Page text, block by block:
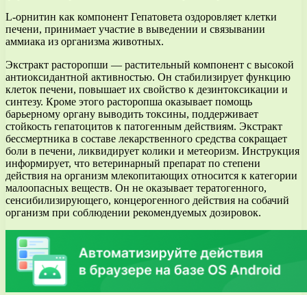
L-орнитин как компонент Гепатовета оздоровляет клетки
печени, принимает участие в выведении и связывании
аммиака из организма животных.
Экстракт расторопши — растительный компонент с высокой
антиоксидантной активностью. Он стабилизирует функцию
клеток печени, повышает их свойство к дезинтоксикации и
синтезу. Кроме этого расторопша оказывает помощь
барьерному органу выводить токсины, поддерживает
стойкость гепатоцитов к патогенным действиям. Экстракт
бессмертника в составе лекарственного средства сокращает
боли в печени, ликвидирует колики и метеоризм. Инструкция
информирует, что ветеринарный препарат по степени
действия на организм млекопитающих относится к категории
малоопасных веществ. Он не оказывает тератогенного,
сенсибилизирующего, концерогенного действия на собачий
организм при соблюдении рекомендуемых дозировок.